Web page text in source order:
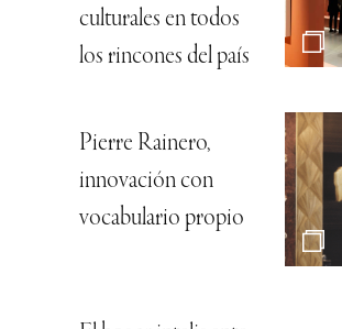
culturales en todos
los rincones del país
Pierre Rainero,
innovación con
vocabulario propio